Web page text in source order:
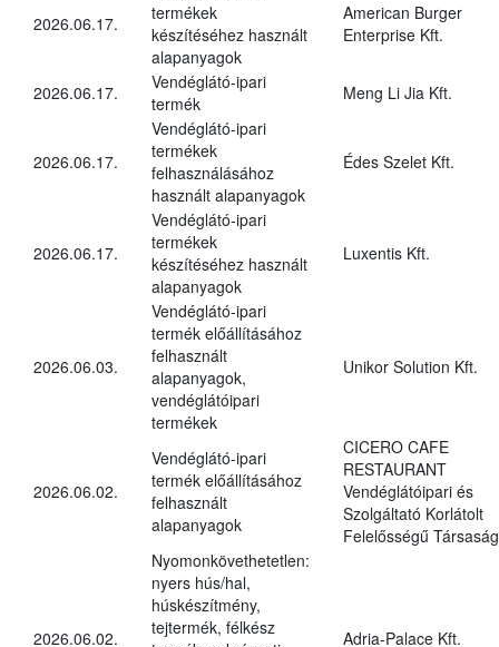
2026.06.17.
termékek
készítéséhez használt
alapanyagok
American Burger
Enterprise Kft.
2026.06.17.
Vendéglátó-ipari
termék
Meng Li Jia Kft.
2026.06.17.
Vendéglátó-ipari
termékek
felhasználásához
használt alapanyagok
Édes Szelet Kft.
2026.06.17.
Vendéglátó-ipari
termékek
készítéséhez használt
alapanyagok
Luxentis Kft.
2026.06.03.
Vendéglátó-ipari
termék előállításához
felhasznált
alapanyagok,
vendéglátóipari
termékek
Unikor Solution Kft.
2026.06.02.
Vendéglátó-ipari
termék előállításához
felhasznált
alapanyagok
CICERO CAFE
RESTAURANT
Vendéglátóipari és
Szolgáltató Korlátolt
Felelősségű Társaság
2026.06.02.
Nyomonkövethetetlen:
nyers hús/hal,
húskészítmény,
tejtermék, félkész
Adria-Palace Kft.